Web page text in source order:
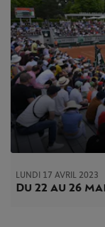
LUNDI 17 AVRIL 2023
Du 22 au 26